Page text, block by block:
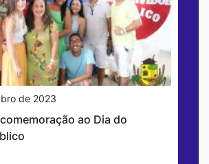
de 2023
ao Dia do